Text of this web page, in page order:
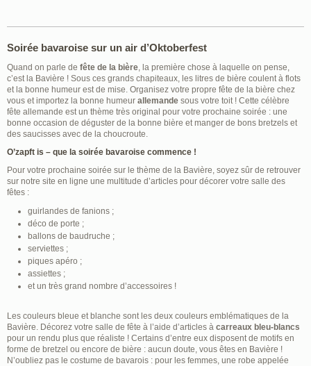
Soirée bavaroise sur un air d’Oktoberfest
Quand on parle de fête de la bière, la première chose à laquelle on pense,
c’est la Bavière ! Sous ces grands chapiteaux, les litres de bière coulent à flots
et la bonne humeur est de mise. Organisez votre propre fête de la bière chez
vous et importez la bonne humeur allemande sous votre toit ! Cette célèbre
fête allemande est un thème très original pour votre prochaine soirée : une
bonne occasion de déguster de la bonne bière et manger de bons bretzels et
des saucisses avec de la choucroute.
O’zapft is – que la soirée bavaroise commence !
Pour votre prochaine soirée sur le thème de la Bavière, soyez sûr de retrouver
sur notre site en ligne une multitude d’articles pour décorer votre salle des
fêtes :
guirlandes de fanions ;
déco de porte ;
ballons de baudruche ;
serviettes ;
piques apéro ;
assiettes ;
et un très grand nombre d’accessoires !
Les couleurs bleue et blanche sont les deux couleurs emblématiques de la
Bavière. Décorez votre salle de fête à l’aide d’articles à carreaux bleu-blancs
pour un rendu plus que réaliste ! Certains d’entre eux disposent de motifs en
forme de bretzel ou encore de bière : aucun doute, vous êtes en Bavière !
N’oubliez pas le costume de bavarois : pour les femmes, une robe appelée